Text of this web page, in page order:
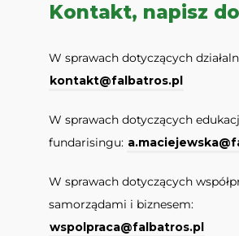
Kontakt, napisz
W sprawach dotyczących
kontakt@falbatros.pl
W sprawach dotyczących
fundarisingu:
W sprawach dotyczących
samorządami i biznesem:
wspolpraca@falbatros.pl